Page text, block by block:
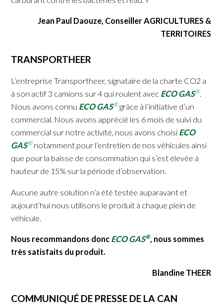
Jean Paul Daouze, Conseiller AGRICULTURES &
TERRITOIRES
TRANSPORTHEER
L’entreprise Transportheer, signataire de la charte CO2 a
à son actif 3 camions sur 4 qui roulent avec ECO GAS®.
Nous avons connu ECO GAS®grâce à l’initiative d’un
commercial. Nous avons apprécié les 6 mois de suivi du
commercial sur notre activité, nous avons choisi ECO
GAS®notamment pour l’entretien de nos véhicules ainsi
que pour la baisse de consommation qui s’est élevée à
hauteur de 15% sur la période d’observation.
Aucune autre solution n’a été testée auparavant et
aujourd’hui nous utilisons le produit à chaque plein de
véhicule.
Nous recommandons donc ECO GAS®, nous sommes
très satisfaits du produit.
Blandine THEER
COMMUNIQUÉ DE PRESSE DE LA CAN